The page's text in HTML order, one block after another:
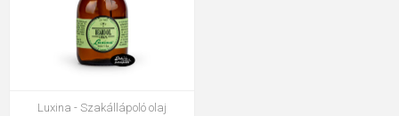
Luxina - Szakállápoló olaj